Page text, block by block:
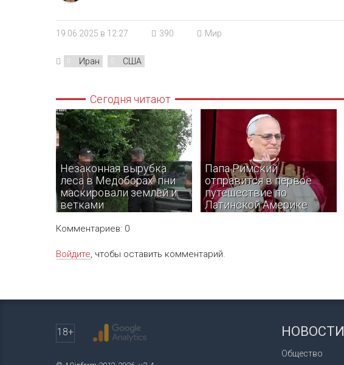
19.06.2025 в 12:27 390 Мир
Иран США
Сегодня читают
Незаконная вырубка
леса в Медоборах: пни
маскировали землей и
ветками
группу, которая незаконно
Медоборы.
Папа Римский
отправится в первое
путешествие по
Латинской Америке
путешествие в три страны
Комментариев: 0
Войдите, чтобы оставить комментарий.
18+ НОВОСТИ
Общество